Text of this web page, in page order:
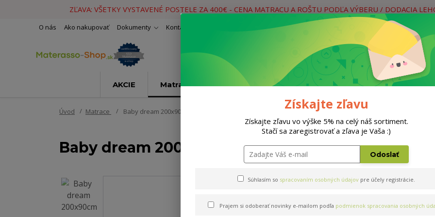
ZĽAVA: VŠETKY VYSTAVENÉ POSTELE ZA 400€ - CENA MATRACU A ROŠTU PODĽA VÝBERU / DODACIA
O nás Ako nakupovať Dokumenty Kontakty
Hľadať
Neviete si rady? Zavolajte.
AKCIE Matrace Rošty Doplnky Postele
Úvod Matrace Baby dream 200x90cm
Baby dream 200x90cm
Získajte zľavu
Získajte zľavu vo výške 5% na celý náš sortiment.
Stačí sa zaregistrovať a zľava je Vaša :)
Odoslať
Súhlasím so spracovaním osobných údajov pre účely registrácie.
Prajem si odoberať novinky e-mailom podľa podmienok spracovania osobných